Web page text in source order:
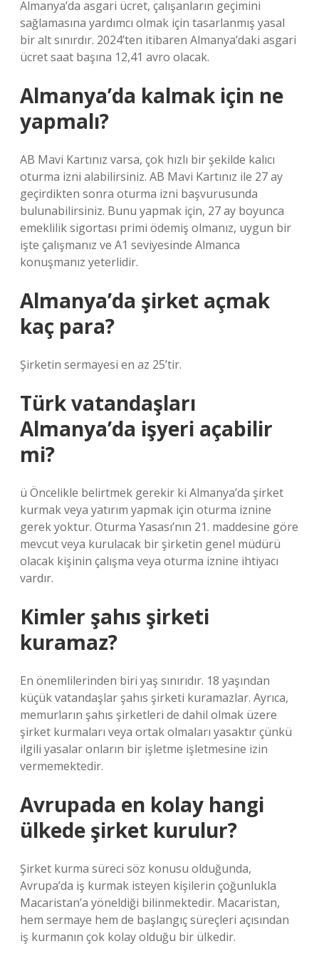
Almanya’da asgari ücret, çalışanların geçimini
sağlamasına yardımcı olmak için tasarlanmış yasal
bir alt sınırdır. 2024’ten itibaren Almanya’daki asgari
ücret saat başına 12,41 avro olacak.
Almanya’da kalmak için ne
yapmalı?
AB Mavi Kartınız varsa, çok hızlı bir şekilde kalıcı
oturma izni alabilirsiniz. AB Mavi Kartınız ile 27 ay
geçirdikten sonra oturma izni başvurusunda
bulunabilirsiniz. Bunu yapmak için, 27 ay boyunca
emeklilik sigortası primi ödemiş olmanız, uygun bir
işte çalışmanız ve A1 seviyesinde Almanca
konuşmanız yeterlidir.
Almanya’da şirket açmak
kaç para?
Şirketin sermayesi en az 25’tir.
Türk vatandaşları
Almanya’da işyeri açabilir
mi?
ü Öncelikle belirtmek gerekir ki Almanya’da şirket
kurmak veya yatırım yapmak için oturma iznine
gerek yoktur. Oturma Yasası’nın 21. maddesine göre
mevcut veya kurulacak bir şirketin genel müdürü
olacak kişinin çalışma veya oturma iznine ihtiyacı
vardır.
Kimler şahıs şirketi
kuramaz?
En önemlilerinden biri yaş sınırıdır. 18 yaşından
küçük vatandaşlar şahıs şirketi kuramazlar. Ayrıca,
memurların şahıs şirketleri de dahil olmak üzere
şirket kurmaları veya ortak olmaları yasaktır çünkü
ilgili yasalar onların bir işletme işletmesine izin
vermemektedir.
Avrupada en kolay hangi
ülkede şirket kurulur?
Şirket kurma süreci söz konusu olduğunda,
Avrupa’da iş kurmak isteyen kişilerin çoğunlukla
Macaristan’a yöneldiği bilinmektedir. Macaristan,
hem sermaye hem de başlangıç ​​süreçleri açısından
iş kurmanın çok kolay olduğu bir ülkedir.